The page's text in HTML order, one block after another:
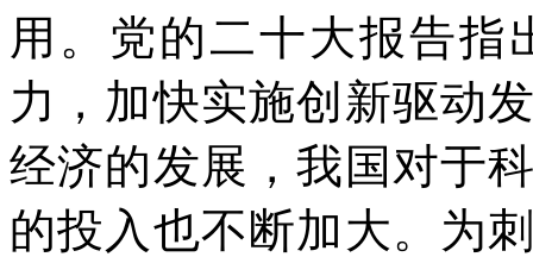
用。党的二十大报告指
力，加快实施创新驱动
经济的发展，我国对于
的投入也不断加大。为